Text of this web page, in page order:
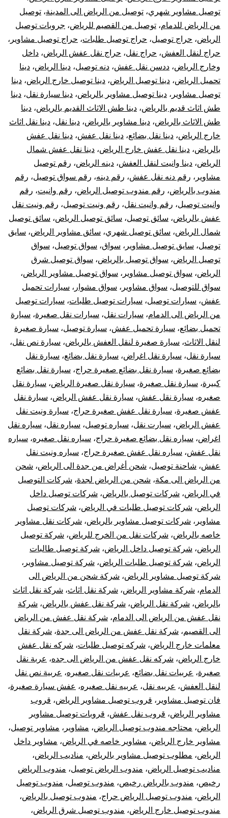
توصيل مشاوير شهري، توصيل من الرياض الى المدينة، توصيل
من الرياض للدمام، توصيل من القصيم للرياض، جروبات توصيل
الرياض، حراج توصيل، حراج توصيل طلبات، حراج توصيل مشاوير ،
حراج لنقل العفش، حراج نقل، حراج نقل عفش الرياض، داخل
وخارج الرياض، ددسن نقل عفش، دنه توصيل، دينا الرياض، دينا
تحميل الرياض، دينا توصيل الرياض، دينا توصيل خارج الرياض، دينا
توصيل مشاوير ، دينا توصيل مشاوير بالرياض، دينا سيارة نقل، دينا
طش اثاث قديم بالرياض، دينا طش الاثاث القديم بالرياض، دينا
طش الاثاث بالرياض، دينا مشاوير بالرياض، دينا نقل، دينا نقل اثاث
خارج الرياض، دينا نقل بضائع، دينا نقل عفش، دينا نقل عفش
بالرياض، دينا نقل عفش خارج الرياض، دينا نقل عفش شمال
الرياض، دينا وانيت لنقل العفش، دينه الرياض، رقم توصيل
مشاوير ، رقم دنه نقل عفش، رقم دينه، رقم سواق توصيل، رقم
مندوب بالرياض، رقم مندوب توصيل الرياض، رقم وانيت، رقم
وانيت توصيل، رقم وانيت نقل، رقم ونيت توصيل، رقم ونيت نقل
عفش بالرياض، سائق توصيل، سائق توصيل الرياض، سائق توصيل
شمال الرياض، سائق توصيل شهري، سائق مشاوير الرياض، سايق
توصيل، سايق توصيل مشاوير ، سواق، سواق توصيل، سواق
توصيل الرياض، سواق توصيل بالرياض، سواق توصيل شرق
الرياض، سواق توصيل مشاوير ، سواق توصيل مشاوير الرياض،
سواق للتوصيل، سواق مشاوير ، سواق مشوار ، سيارات تحميل
عفش، سيارات توصيل، سيارات توصيل طلبات، سيارات توصيل
من الرياض الى الدمام، سيارات نقل، سيارات نقل صغيرة، سيارة
تحميل بضائع، سيارة تحميل عفش، سيارة توصيل، سيارة صغيرة
لنقل الاثاث، سيارة صغيرة لنقل العفش بالرياض، سيارة نص نقل،
سيارة نقل، سيارة نقل اغراض، سيارة نقل بضائع، سيارة نقل
بضائع صغيرة، سيارة نقل بضائع صغيرة حراج، سيارة نقل بضائع
كبيرة، سيارة نقل صغيرة، سيارة نقل صغيرة الرياض، سيارة نقل
صغيره، سيارة نقل عفش، سيارة نقل عفش الرياض، سيارة نقل
عفش صغيرة، سيارة نقل عفش صغيرة حراج، سيارة ونيت نقل
عفش الرياض، سيارت نقل، سياره توصيل، سياره نقل، سياره نقل
اغراض، سياره نقل بضائع صغيرة حراج، سياره نقل صغيره، سياره
نقل عفش، سياره نقل عفش صغيرة حراج، سياره ونيت نقل
عفش، شاحنة توصيل، شحن أغراض من جدة الى الرياض، شحن
من الرياض الى مكة، شحن من الرياض لجدة، شركات التوصيل
في الرياض، شركات توصيل بالرياض، شركات توصيل داخل
الرياض، شركات توصيل طلبات في الرياض، شركات توصيل
مشاوير ، شركات توصيل مشاوير بالرياض، شركات نقل مشاوير
خاصه بالرياض، شركات نقل من الخرج للرياض، شركة توصيل
الرياض، شركة توصيل داخل الرياض، شركة توصيل طالبات
الرياض، شركة توصيل طلبات الرياض، شركة توصيل مشاوير ،
شركة توصيل مشاوير الرياض، شركة شحن من الرياض الى
الدمام، شركة مشاوير الرياض، شركة نقل اثاث، شركة نقل اثاث
بالرياض، شركة نقل الرياض، شركة نقل عفش بالرياض، شركة
نقل عفش من الرياض الى الدمام، شركة نقل عفش من الرياض
الى القصيم، شركة نقل عفش من الرياض الى جدة، شركة نقل
معلمات خارج الرياض، شركه توصيل طلبات، شركه نقل عفش
خارج الرياض، شركه نقل عفش من الرياض الى جده، عربة نقل
صغيرة، عربيات نقل بضائع، عربيات نقل صغيره، عربية نص نقل
لنقل العفش، عربيه نقل، عربيه نقل صغيره، عفش سيارة صغيرة،
فان توصيل مشاوير ، قروب توصيل مشاوير الرياض، قروب
مشاوير الرياض، قروب نقل عفش، قروبات توصيل مشاوير
الرياض، محتاجه مندوب توصيل الرياض، مشاوير ، مشاوير توصيل،
مشاوير خارج الرياض، مشاوير خاصه في الرياض، مشاوير داخل
الرياض، مطلوب توصيل مشاوير بالرياض، مناديب الرياض،
مناديب توصيل الرياض، مندوب الرياض توصيل، مندوب الرياض
رخيص، مندوب بالرياض رخيص، مندوب توصيل، مندوب توصيل
الرياض، مندوب توصيل الرياض حراج، مندوب توصيل بالرياض،
مندوب توصيل خارج الرياض، مندوب توصيل شرق الرياض،